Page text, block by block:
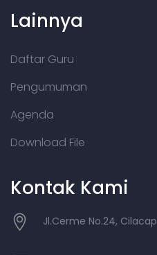
Lainnya
Daftar Guru
Pengumuman
Agenda
Download File
Kontak Kami
Jl.Cerme No.24, Cilacap